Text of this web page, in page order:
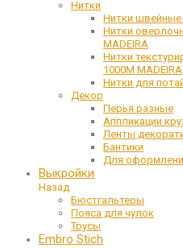
Нитки
Нитки швейные
Нитки
MADEIRA
Нитки
1000М MADEIRA
Нитки для
Декор
Перья разные
Аппликации
Ленты
Бантики
Для
Выкройки
Назад
Бюстгальтеры
Пояса для чулок
Трусы
Embro Stich